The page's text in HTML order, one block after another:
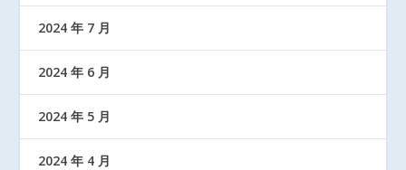
2024 年 7 月
2024 年 6 月
2024 年 5 月
2024 年 4 月